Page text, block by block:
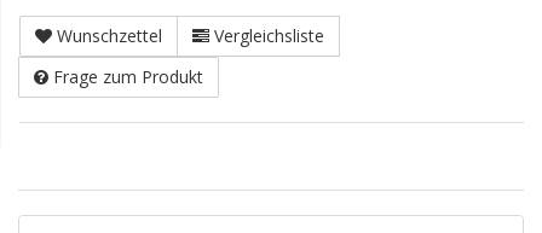
Wunschzettel
Vergleichsliste
Frage zum Produkt